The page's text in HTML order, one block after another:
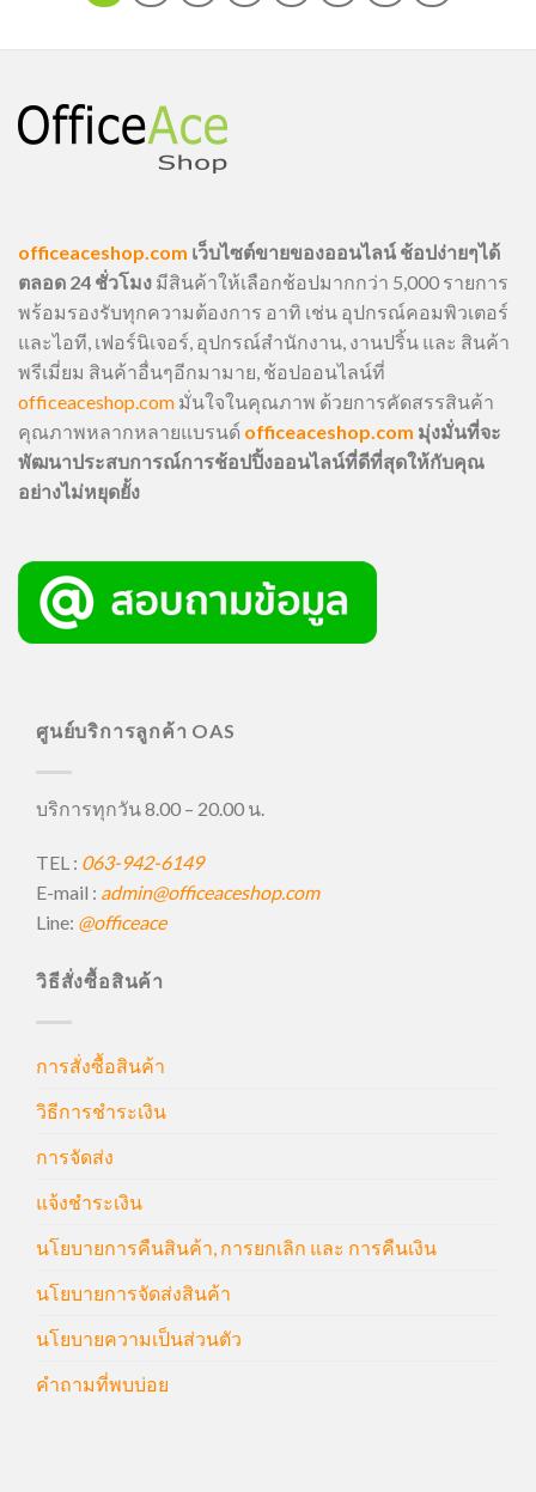
officeaceshop.com เว็บไซต์ขายของออนไลน์ ช้อปง่ายๆได้
ตลอด 24 ชั่วโมง มีสินค้าให้เลือกช้อปมากกว่า 5,000 รายการ
พร้อมรองรับทุกความต้องการ อาทิ เช่น อุปกรณ์คอมพิวเตอร์
และไอที, เฟอร์นิเจอร์, อุปกรณ์สำนักงาน, งานปริ้น และ สินค้า
พรีเมี่ยม สินค้าอื่นๆอีกมามาย, ช้อปออนไลน์ที่
officeaceshop.com มั่นใจในคุณภาพ ด้วยการคัดสรรสินค้า
คุณภาพหลากหลายแบรนด์ officeaceshop.com มุ่งมั่นที่จะ
พัฒนาประสบการณ์การช้อปปิ้งออนไลน์ที่ดีที่สุดให้กับคุณ
อย่างไม่หยุดยั้ง
ศูนย์บริการลูกค้า OAS
บริการทุกวัน 8.00 – 20.00 น.
TEL : 063-942-6149
E-mail : admin@officeaceshop.com
Line: @officeace
วิธีสั่งซื้อสินค้า
การสั่งซื้อสินค้า
วิธีการชำระเงิน
การจัดส่ง
แจ้งชำระเงิน
นโยบายการคืนสินค้า, การยกเลิก และ การคืนเงิน
นโยบายการจัดส่งสินค้า
นโยบายความเป็นส่วนตัว
คำถามที่พบบ่อย